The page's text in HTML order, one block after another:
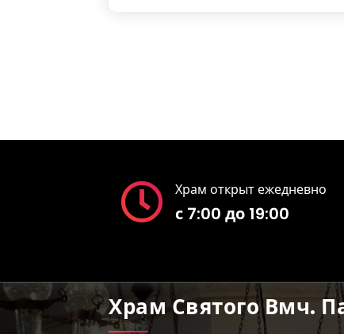
Храм открыт ежедневно
с 7:00 до 19:00
Храм Святого Вмч.